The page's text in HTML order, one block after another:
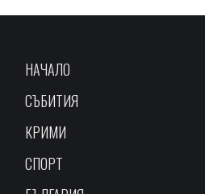
НАЧАЛО
СЪБИТИЯ
КРИМИ
СПОРТ